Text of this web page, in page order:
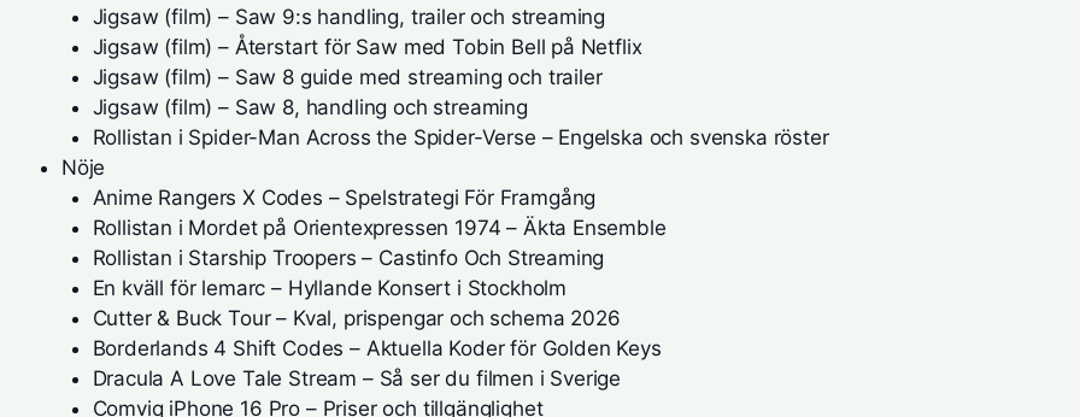
Jigsaw (film) – Saw 9:s handling, trailer och streaming
Jigsaw (film) – Återstart för Saw med Tobin Bell på Netflix
Jigsaw (film) – Saw 8 guide med streaming och trailer
Jigsaw (film) – Saw 8, handling och streaming
Rollistan i Spider-Man Across the Spider-Verse – Engelska och svenska röster
Nöje
Anime Rangers X Codes – Spelstrategi För Framgång
Rollistan i Mordet på Orientexpressen 1974 – Äkta Ensemble
Rollistan i Starship Troopers – Castinfo Och Streaming
En kväll för lemarc – Hyllande Konsert i Stockholm
Cutter & Buck Tour – Kval, prispengar och schema 2026
Borderlands 4 Shift Codes – Aktuella Koder för Golden Keys
Dracula A Love Tale Stream – Så ser du filmen i Sverige
Comviq iPhone 16 Pro – Priser och tillgänglighet